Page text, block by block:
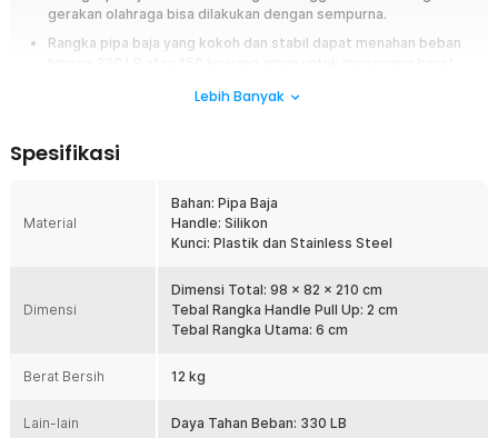
gerakan olahraga bisa dilakukan dengan sempurna.
Rangka pipa baja yang kokoh dan stabil dapat menahan beban
Melatih otot core dan bagian tubuh lainnya kini bisa dilakukan di rumah
menggunakan alat fitness dari TaffSPORT. Desain multifungsi membuat
alat fitness ini dapat mendukung berbagai gerakan fitness, mulai dari pull
mandiri di rumah, alat ini terbuat dari material pipa baja kokoh yang dapat
menahan beban hingga 330 LB atau 150 kg.
Dukung Berbagai Gerakan Olahraga
untuk melakukan berbagai gerakan olahraga. Gunakan alat
Lebih Banyak
Spesifikasi
Material
Bahan: Pipa Baja
Handle: Silikon
Kunci: Plastik dan Stainless Steel
Dimensi
Dimensi Total: 98 x 82 x 210 cm
Tebal Rangka Handle Pull Up: 2 cm
Tebal Rangka Utama: 6 cm
Berat Bersih 12 kg
Lain-lain Daya Tahan Beban: 330 LB